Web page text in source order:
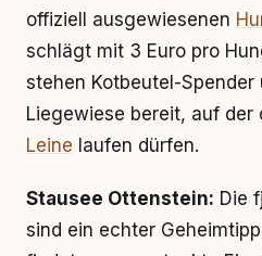
offiziell ausgewiesenen
schlägt mit 3 Euro pro
stehen Kotbeutel-
Liegewiese bereit, auf der
Leine laufen dürfen.
Stausee Ottenstein: Die
sind ein echter